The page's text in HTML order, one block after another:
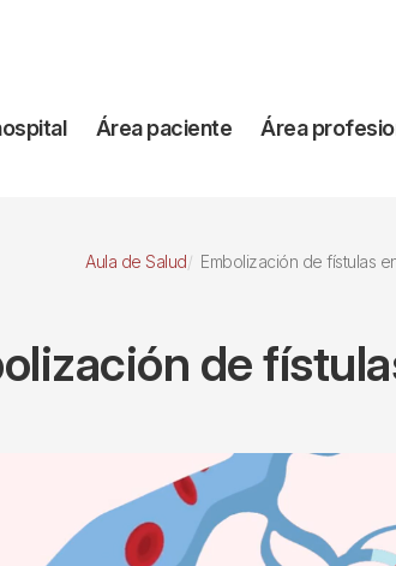
Área paciente Área
Aula de Salud Embolización de fístulas
de